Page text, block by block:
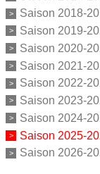
Saison 2018-
Saison 2019-
Saison 2020-
Saison 2021-
Saison 2022-
Saison 2023-
Saison 2024-
Saison 2025-
Saison 2026-